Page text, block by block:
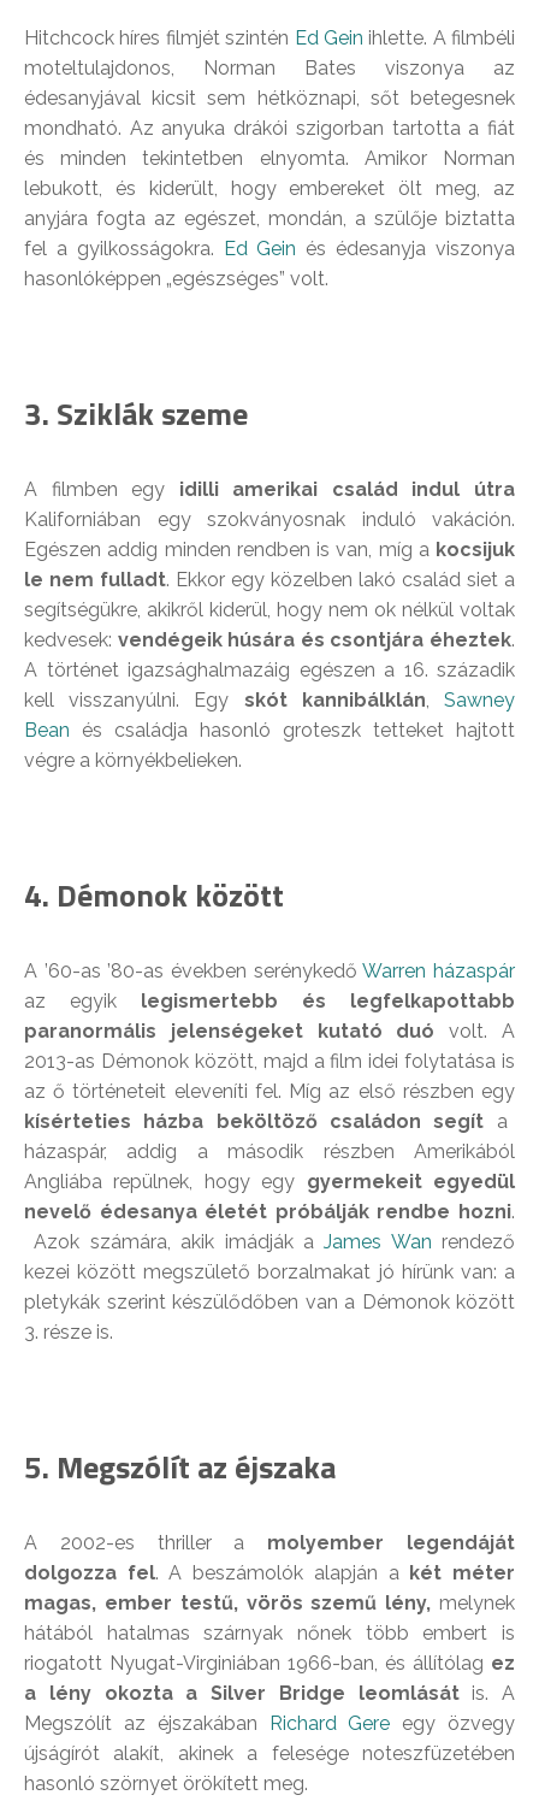
Hitchcock híres filmjét szintén Ed Gein ihlette. A filmbéli
moteltulajdonos, Norman Bates viszonya az
édesanyjával kicsit sem hétköznapi, sőt betegesnek
mondható. Az anyuka drákói szigorban tartotta a fiát
és minden tekintetben elnyomta. Amikor Norman
lebukott, és kiderült, hogy embereket ölt meg, az
anyjára fogta az egészet, mondán, a szülője biztatta
fel a gyilkosságokra.
Ed Gein és édesanyja viszonya
hasonlóképpen „egészséges” volt.
3. Sziklák szeme
A filmben egy idilli amerikai család indul útra
Kaliforniában egy szokványosnak induló vakáción.
Egészen addig minden rendben is van, míg akocsijuk
le nem fulladt. Ekkor egy közelben lakó család siet a
segítségükre, akikről kiderül, hogy nem ok nélkül voltak
kedvesek: vendégeik húsára és csontjára éheztek.
A történet igazsághalmazáig egészen a 16. századik
kell visszanyúlni. Egy skót kannibálklán,Sawney
Bean és családja hasonló groteszk tetteket hajtott
végre a környékbelieken.
4. Démonok között
A ’60-as ’80-as években serénykedőWarren házaspár
az egyik legismertebb és legfelkapottabb
paranormális jelenségeket kutató duó volt. A
2013-as Démonok között, majd a film idei folytatása is
az ő történeteit eleveníti fel. Míg az első részben egy
kísérteties házba beköltöző családon segít a
házaspár, addig a második részben Amerikából
Angliába repülnek, hogy egy gyermekeit egyedül
nevelő édesanya életét próbálják rendbe hozni.
Azok számára, akik imádják aJames Wan rendező
kezei között megszülető borzalmakat jó hírünk van: a
pletykák szerint készülődőben van a Démonok között
3. része is.
5. Megszólít az éjszaka
A 2002-es thriller a molyember legendáját
dolgozza fel. A beszámolók alapján a két méter
magas, ember testű, vörös szemű lény, melynek
hátából hatalmas szárnyak nőnek több embert is
riogatott Nyugat-Virginiában 1966-ban, és állítólag ez
a lény okozta a Silver Bridge leomlásátis. A
Megszólít az éjszakában
Richard Gere egy özvegy
újságírót alakít, akinek a felesége noteszfüzetében
hasonló szörnyet örökített meg.